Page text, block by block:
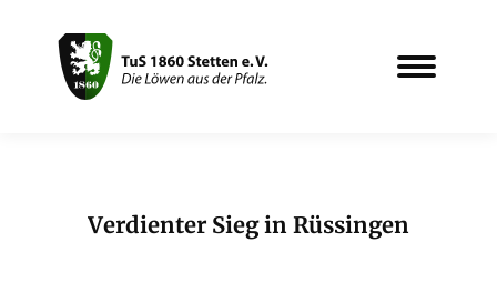
Verdienter Sieg in Rüssingen